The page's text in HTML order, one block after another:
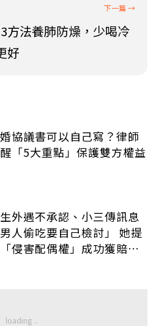
方法養肺防燥，少喝冷
好
協議書可以自己寫？律師
「5大重點」保護雙方權益
外遇不承認、小三傳訊息
男人偷吃要自己檢討」 她提
侵害配偶權」成功獲賠